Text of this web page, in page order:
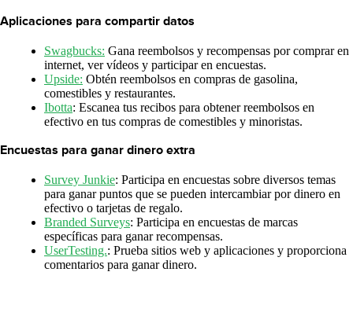
Aplicaciones para compartir datos
Swagbucks: Gana reembolsos y recompensas por comprar en
internet, ver vídeos y participar en encuestas.
Upside: Obtén reembolsos en compras de gasolina,
comestibles y restaurantes.
Ibotta: Escanea tus recibos para obtener reembolsos en
efectivo en tus compras de comestibles y minoristas.
Encuestas para ganar dinero extra
Survey Junkie: Participa en encuestas sobre diversos temas
para ganar puntos que se pueden intercambiar por dinero en
efectivo o tarjetas de regalo.
Branded Surveys: Participa en encuestas de marcas
específicas para ganar recompensas.
UserTesting.: Prueba sitios web y aplicaciones y proporciona
comentarios para ganar dinero.